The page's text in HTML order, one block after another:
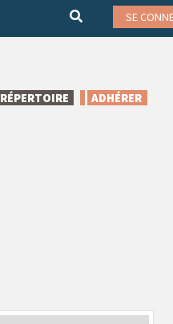
SE
RÉPERTOIRE ADHÉRER